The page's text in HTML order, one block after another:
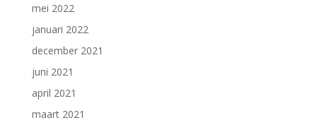
mei 2022
januari 2022
december 2021
juni 2021
april 2021
maart 2021